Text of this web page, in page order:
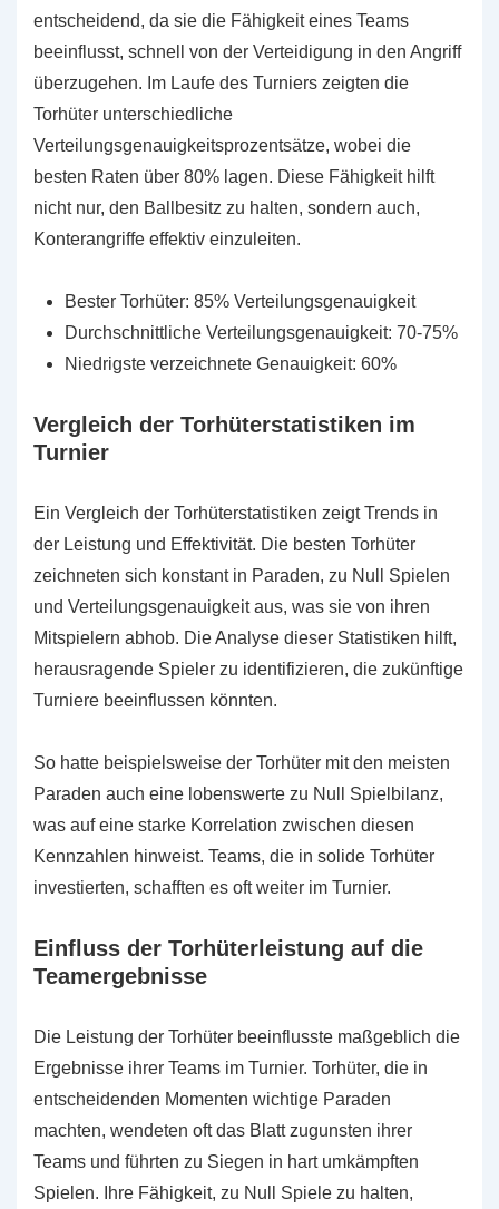
entscheidend, da sie die Fähigkeit eines Teams
beeinflusst, schnell von der Verteidigung in den Angriff
überzugehen. Im Laufe des Turniers zeigten die
Torhüter unterschiedliche
Verteilungsgenauigkeitsprozentsätze, wobei die
besten Raten über 80% lagen. Diese Fähigkeit hilft
nicht nur, den Ballbesitz zu halten, sondern auch,
Konterangriffe effektiv einzuleiten.
Bester Torhüter: 85% Verteilungsgenauigkeit
Durchschnittliche Verteilungsgenauigkeit: 70-75%
Niedrigste verzeichnete Genauigkeit: 60%
Vergleich der Torhüterstatistiken im
Turnier
Ein Vergleich der Torhüterstatistiken zeigt Trends in
der Leistung und Effektivität. Die besten Torhüter
zeichneten sich konstant in Paraden, zu Null Spielen
und Verteilungsgenauigkeit aus, was sie von ihren
Mitspielern abhob. Die Analyse dieser Statistiken hilft,
herausragende Spieler zu identifizieren, die zukünftige
Turniere beeinflussen könnten.
So hatte beispielsweise der Torhüter mit den meisten
Paraden auch eine lobenswerte zu Null Spielbilanz,
was auf eine starke Korrelation zwischen diesen
Kennzahlen hinweist. Teams, die in solide Torhüter
investierten, schafften es oft weiter im Turnier.
Einfluss der Torhüterleistung auf die
Teamergebnisse
Die Leistung der Torhüter beeinflusste maßgeblich die
Ergebnisse ihrer Teams im Turnier. Torhüter, die in
entscheidenden Momenten wichtige Paraden
machten, wendeten oft das Blatt zugunsten ihrer
Teams und führten zu Siegen in hart umkämpften
Spielen. Ihre Fähigkeit, zu Null Spiele zu halten,